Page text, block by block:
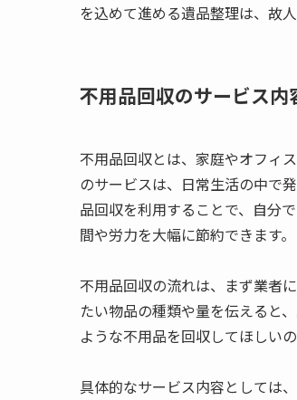
を込めて進める遺品整理は、故
不用品回収のサービス内
不用品回収とは、家庭やオフィ
のサービスは、日常生活の中で
品回収を利用することで、自分
間や労力を大幅に節約できます。
不用品回収の流れは、まず業者
たい物品の種類や量を伝えると
ような不用品を回収してほしい
具体的なサービス内容としては